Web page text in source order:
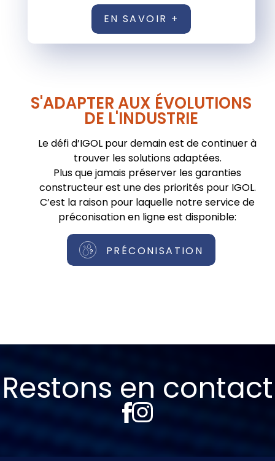
EN SAVOIR +
S'ADAPTER AUX ÉVOLUTIONS
DE L'INDUSTRIE
Le défi d’IGOL pour demain est de continuer à
trouver les solutions adaptées.
Plus que jamais préserver les garanties
constructeur est une des priorités pour IGOL.
C’est la raison pour laquelle notre service de
préconisation en ligne est disponible:
PRÉCONISATION
Restons en contact